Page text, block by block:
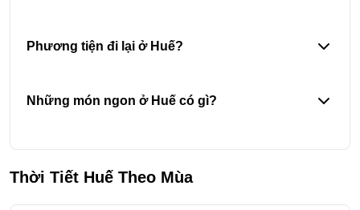
Phương tiện đi lại ở Huế?
Những món ngon ở Huế có gì?
Thời Tiết Huế Theo Mùa